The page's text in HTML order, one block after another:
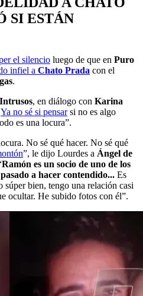
SI ESTÁN
el silencio luego de que en Puro
infiel a Chato Prada con el
.
Intrusos, en diálogo con Karina
Ya no sé si pensarsi no es algo
es una locura”.
No sé qué hacer. No sé qué
”, le dijo Lourdes a Ángel de
Ramón es un socio de uno de los
a hacer contendido... Es
súper bien, tengo una relación casi
ocultar. He subido fotos con él”.